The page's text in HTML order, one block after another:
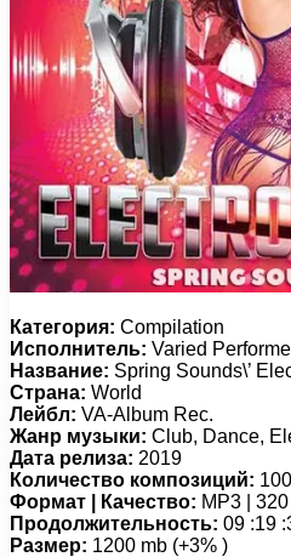
Категория: Compilation
Исполнитель: Varied
Название: Spring Sounds\’
Страна: World
Лейбл: VA-Album Rec.
Жанр музыки: Club, Dance,
Дата релиза: 2019
Количество композиций: 100
Формат | Качество: MP3 |
Продолжительность: 09 :19
Размер: 1200 mb (+3% )